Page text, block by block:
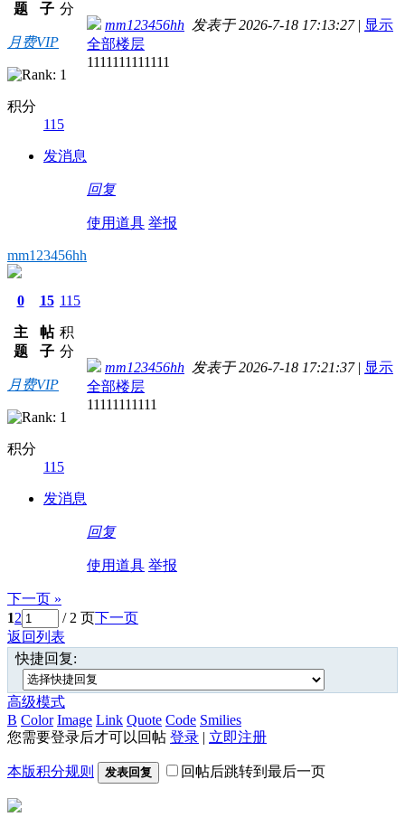
题
子 分
月费VIP
积分
115
发消息
mm123456hh 发表于 2026-7-18 17:13:27 | 显示
全部楼层
1111111111111
回复
使用道具 举报
mm123456hh
0
主
题
15
帖
子
115
积
分
月费VIP
积分
115
发消息
mm123456hh 发表于 2026-7-18 17:21:37 | 显示
全部楼层
11111111111
回复
使用道具 举报
下一页 »
12 / 2 页下一页
返回列表
快捷回复:
高级模式
B Color Image Link Quote Code Smilies
您需要登录后才可以回帖 登录 | 立即注册
本版积分规则 发表回复 回帖后跳转到最后一页